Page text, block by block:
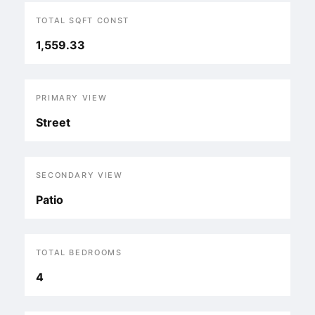
TOTAL SQFT CONST
1,559.33
PRIMARY VIEW
Street
SECONDARY VIEW
Patio
TOTAL BEDROOMS
4